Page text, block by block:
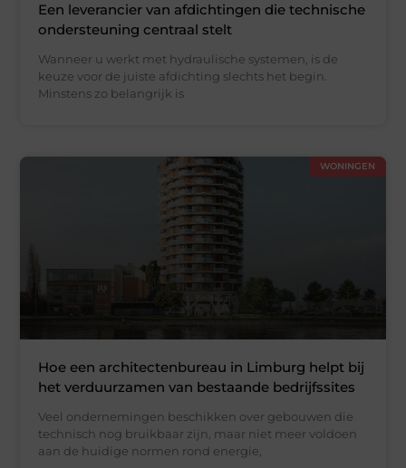
Een leverancier van afdichtingen die technische
ondersteuning centraal stelt
Wanneer u werkt met hydraulische systemen, is de
keuze voor de juiste afdichting slechts het begin.
Minstens zo belangrijk is
WONINGEN
Hoe een architectenbureau in Limburg helpt bij
het verduurzamen van bestaande bedrijfssites
Veel ondernemingen beschikken over gebouwen die
technisch nog bruikbaar zijn, maar niet meer voldoen
aan de huidige normen rond energie,